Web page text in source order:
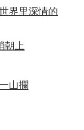
界里深情的
朝上
山攔